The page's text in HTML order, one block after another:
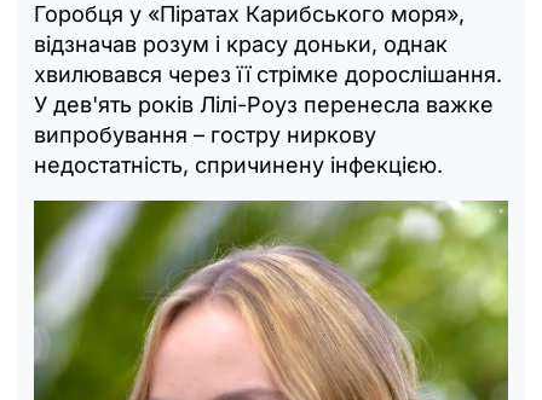
Горобця у «Піратах Карибського моря»,
відзначав розум і красу доньки, однак
хвилювався через її стрімке дорослішання.
У дев'ять років Лілі-Роуз перенесла важке
випробування – гостру ниркову
недостатність, спричинену інфекцією.